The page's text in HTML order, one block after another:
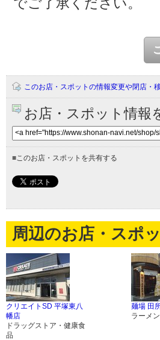
このお店・スポットの情報変更や閉店・
お店・スポット情報
■ このお店・スポットを共有する
周辺のお店・スポ
クリエイトSD 平塚東八
幡店
ドラッグストア・健康食
品
麺場 田
ラーメン